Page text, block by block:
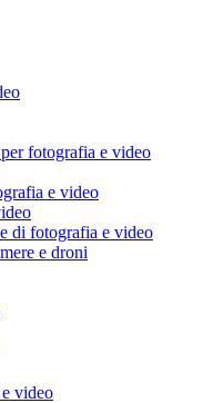
fotografia e video
e video
di fotografia e video
e droni
video